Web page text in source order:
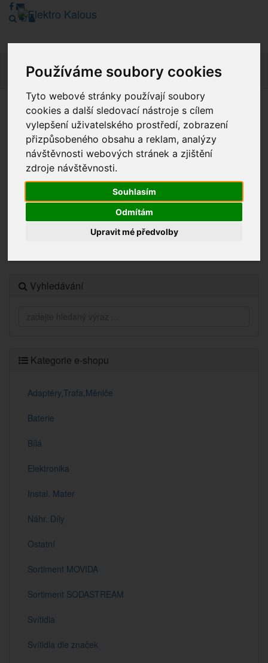
Používáme soubory cookies
Tyto webové stránky používají soubory
cookies a další sledovací nástroje s cílem
vylepšení uživatelského prostředí, zobrazení
přizpůsobeného obsahu a reklam, analýzy
návštěvnosti webových stránek a zjištění
zdroje návštěvnosti.
Souhlasím
Odmítám
Upravit mé předvolby
Vážení zákazníci, v tuto chvíli je Náš internetový obchod v
režimu Katalogu. Objednávky on-line nyní nelze vyřídit.
Děkujeme za pochopení.
Vyhledávání
Kategorie e-shopu
Adaptéry,Trafa,Měniče
Baterie
Bílá
Elektronika
Instal. Mater
Náhr. Díly
Ostatní
Sortiment MOVIDA
Sortiment SODASTREAM
Svítidla
Svítidla dle značek